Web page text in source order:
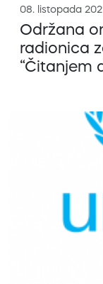
08. listopada
Održana
radionica
“Čitanjem